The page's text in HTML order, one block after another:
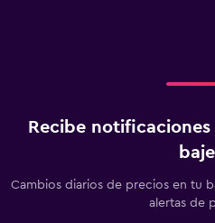
Recibe
Cambios diarios de precios en tu
alertas de